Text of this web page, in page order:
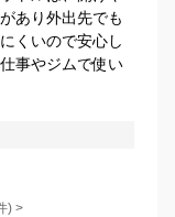
あり外出先でも
くいので安心し
事やジムで使い
) >